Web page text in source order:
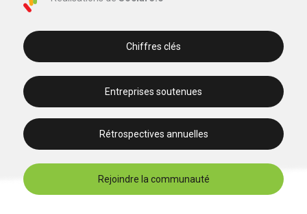
Chiffres clés
Entreprises soutenues
Rétrospectives annuelles
Rejoindre la communauté